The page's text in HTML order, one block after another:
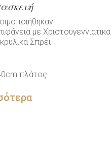
με Χριστουγεννιάτικα
Σπρέι
πλάτος